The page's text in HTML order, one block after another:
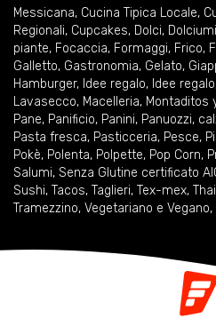
Messicana, Cucina Tipica Locale,
Regionali, Cupcakes, Dolci, Dolciumi
piante, Focaccia, Formaggi, Frico,
Galletto, Gastronomia, Gelato,
Hamburger, Idee regalo, Idee regalo
Lavasecco, Macelleria, Montaditos
Pane, Panificio, Panini, Panuozzi,
Pasta fresca, Pasticceria, Pesce,
Pokè, Polenta, Polpette, Pop Corn,
Salumi, Senza Glutine certificato
Sushi, Tacos, Taglieri, Tex-mex,
Tramezzino, Vegetariano e Vegano,